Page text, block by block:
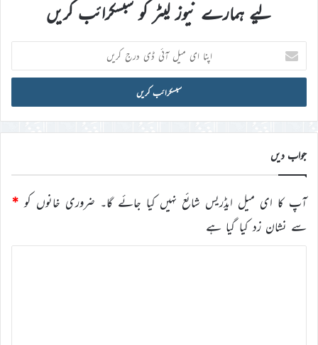
لیے ہمارے نیوز لیٹر کو سبسکرائب کریں
اپنا
ای
میل
ڈی
درج
کریں
جواب دیں
آپ کا ای میل ایڈریس شائع نہیں کیا جائے گا۔ ضروری خانوں کو *
سے نشان زد کیا گیا ہے